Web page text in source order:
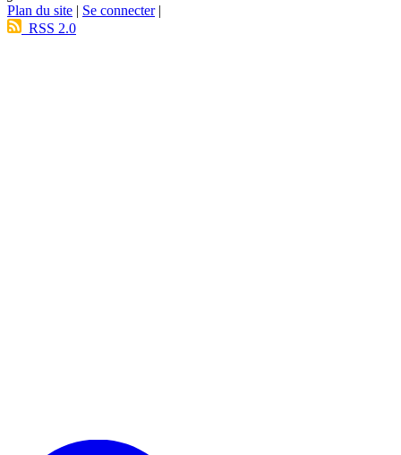
Plan du site | Se connecter|
RSS 2.0